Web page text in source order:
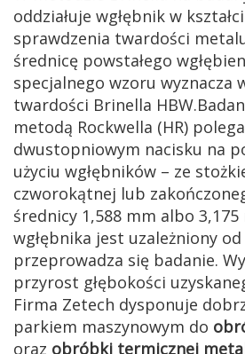
oddziałuje wgłębnik w
sprawdzenia twardości
średnicę powstałego
specjalnego wzoru wyznacza
twardości Brinella
metodą Rockwella (HR)
dwustopniowym nacisku na
użyciu wgłębników – ze
czworokątnej lub
średnicy 1,588 mm albo 3,175
wgłębnika jest uzależniony
przeprowadza się badanie.
przyrost głębokości
Firma Zetech dysponuje
parkiem maszynowym do
oraz obróbki termicznej